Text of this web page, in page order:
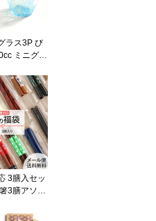
ント 箱入
勝美濃陶苑
ラス3P び
ミニグラ
ス 水色 緑
日 母の日
フト 贈り
かわいい
コップ び
ロ お祝い
出物 記念
3膳入セッ
3膳アソー
製 セット
23cm 大